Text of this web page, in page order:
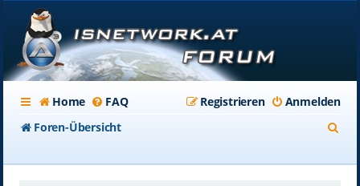
Home FAQ Anmelden
Registrieren
Foren-Übersicht